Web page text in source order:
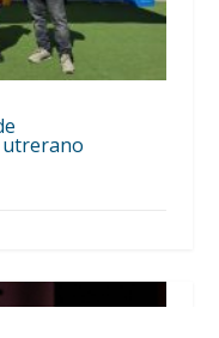
utrerano